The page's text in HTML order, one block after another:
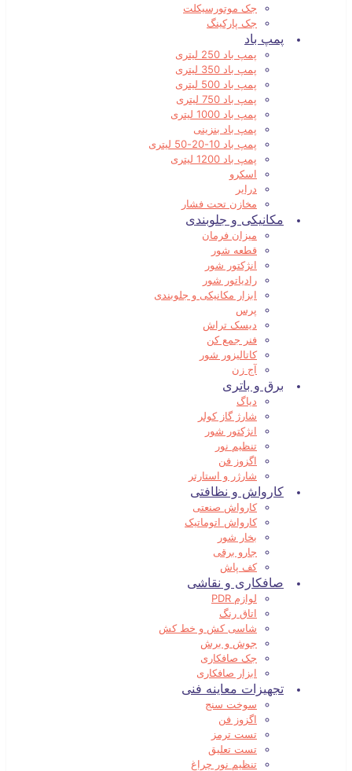
جک موتورسیکلت
جک پارکینگ
پمپ باد
پمپ باد 250 لیتری
پمپ باد 350 لیتری
پمپ باد 500 لیتری
پمپ باد 750 لیتری
پمپ باد 1000 لیتری
پمپ باد بنزینی
پمپ باد 10-20-50 لیتری
پمپ باد 1200 لیتری
اسکرو
درایر
مخازن تحت فشار
مکانیکی و جلوبندی
میزان فرمان
قطعه شور
انژکتور شور
رادیاتور شور
ابزار مکانیکی و جلوبندی
پرس
دیسک تراش
فنر جمع کن
کاتالیزور شور
آج زن
برق و باتری
دیاگ
شارژ گاز کولر
انژکتور شور
تنظیم نور
اگزوز فن
شارژر و استارتر
کارواش و نظافتی
کارواش صنعتی
کارواش اتوماتیک
بخار شور
جارو برقی
کف پاش
صافکاری و نقاشی
لوازم PDR
اتاق رنگ
شاسی کش و خط کش
جوش و برش
جک صافکاری
ابزار صافکاری
تجهیزات معاینه فنی
سوخت سنج
اگزوز فن
تست ترمز
تست تعلیق
تنظیم نور چراغ